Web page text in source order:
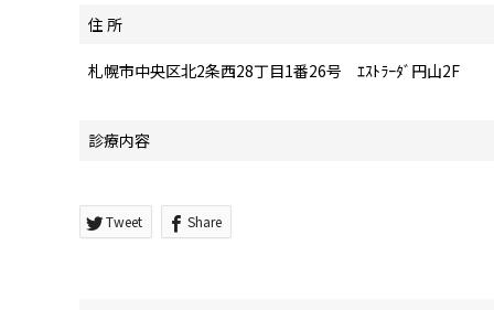
住 所
札幌市中央区北2条西28丁目1番26号 ｴｽﾄﾗｰﾀﾞ円山2F
診療内容
Tweet Share